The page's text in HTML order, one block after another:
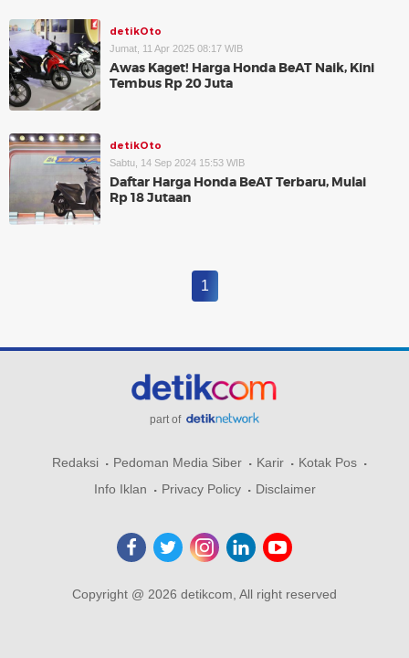
detikOto
Jumat, 11 Apr 2025 08:17 WIB
Awas Kaget! Harga Honda BeAT Naik, Kini
Tembus Rp 20 Juta
detikOto
Sabtu, 14 Sep 2024 15:53 WIB
Daftar Harga Honda BeAT Terbaru, Mulai
Rp 18 Jutaan
1
part of
Redaksi Pedoman Media Siber Karir
Kotak Pos
Info Iklan
Privacy Policy Disclaimer
Copyright @ 2026 detikcom, All right reserved